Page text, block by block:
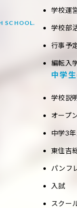
学校運
学校部
行事予
編転入
中学
学校説
オープ
中学3年
東住吉
パンフ
入試
スクー
SCHOOL.